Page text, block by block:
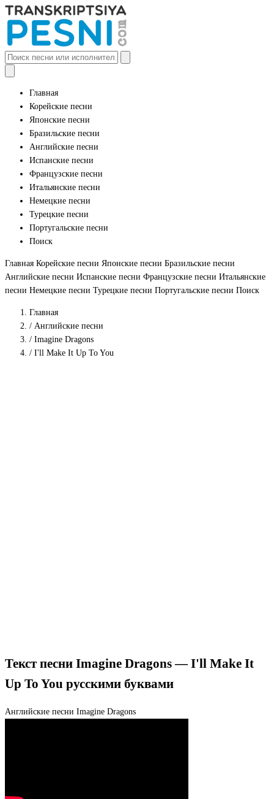
Главная
Корейские песни
Японские песни
Бразильские песни
Английские песни
Испанские песни
Французские песни
Итальянские песни
Немецкие песни
Турецкие песни
Португальские песни
Поиск
Главная Корейские песни Японские песни Бразильские песни
Английские песни Испанские песни Французские песни Итальянские
песни Немецкие песни Турецкие песни Португальские песни Поиск
Главная
/ Английские песни
/ Imagine Dragons
/ I'll Make It Up To You
Текст песни Imagine Dragons — I'll Make It
Up To You русскими буквами
Английские песни Imagine Dragons